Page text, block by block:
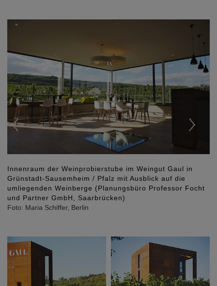
Innenraum der Weinprobierstube im Weingut Gaul in
Grünstadt-Sausemheim / Pfalz mit Ausblick auf die
umliegenden Weinberge (Planungsbüro Professor Focht
und Partner GmbH, Saarbrücken)
Foto: Maria Schiffer, Berlin
Previous